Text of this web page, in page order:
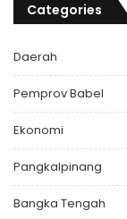
Categories
Daerah
Pemprov Babel
Ekonomi
Pangkalpinang
Bangka Tengah